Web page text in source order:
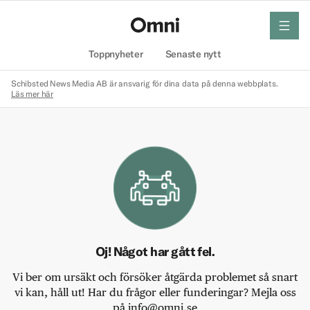
Toppnyheter Senaste nytt
meny
Schibsted News Media AB är ansvarig för dina data på denna webbplats.
Läs mer här
Oj! Något har gått fel.
Vi ber om ursäkt och försöker åtgärda problemet så snart
vi kan, håll ut! Har du frågor eller funderingar? Mejla oss